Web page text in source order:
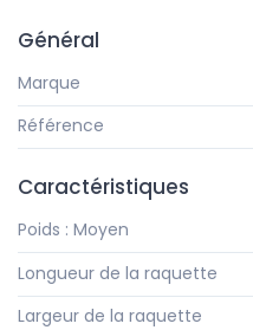
Général
Marque
Référence
Caractéristiques
Poids : Moyen
Longueur de la raquette
Largeur de la raquette